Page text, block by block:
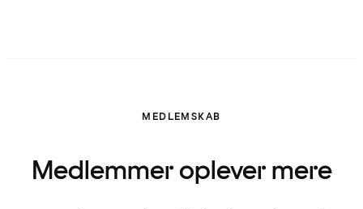
MEDLEMSKAB
Medlemmer oplever mere